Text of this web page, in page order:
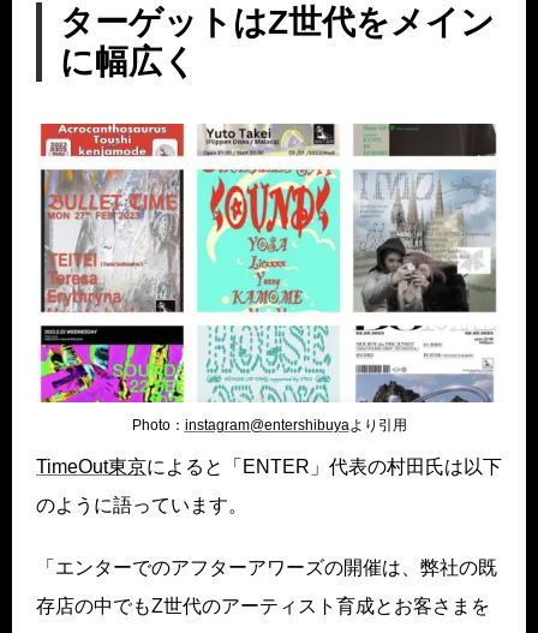
ターゲットはZ世代をメイン
に幅広く
Photo： instagram@entershibuya より引用
TimeOut東京によると「ENTER」代表の村田氏は以下
のように語っています。
「エンターでのアフターアワーズの開催は、弊社の既
存店の中でもZ世代のアーティスト育成とお客さまを